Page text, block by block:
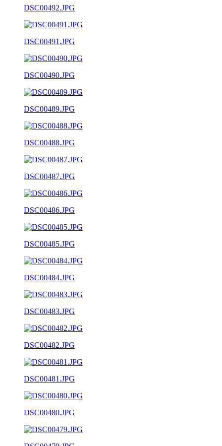
DSC00492.JPG
DSC00491.JPG
DSC00490.JPG
DSC00489.JPG
DSC00488.JPG
DSC00487.JPG
DSC00486.JPG
DSC00485.JPG
DSC00484.JPG
DSC00483.JPG
DSC00482.JPG
DSC00481.JPG
DSC00480.JPG